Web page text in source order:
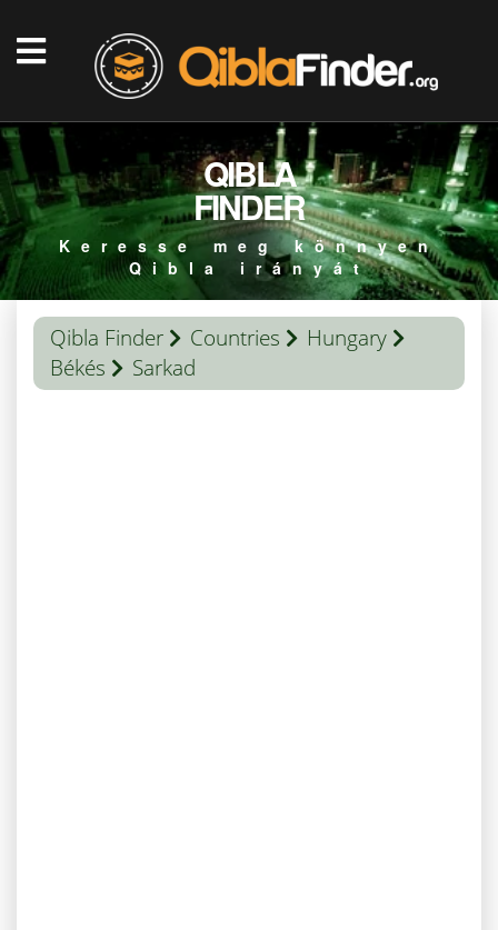
QIBLA
FINDER
Keresse meg könnyen
Qibla irányát
Qibla Finder Countries
Hungary
Békés
Sarkad